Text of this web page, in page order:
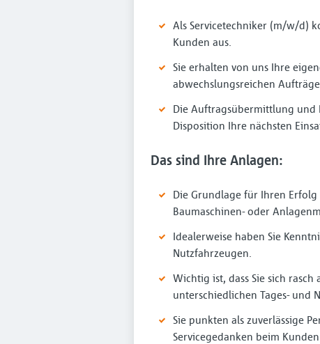
Als Servicetechniker (m/w/d)
Kunden aus.
Sie erhalten von uns Ihre
abwechslungsreichen
Die Auftragsübermittlung
Disposition Ihre nächsten
Das sind Ihre Anlagen:
Die Grundlage für Ihren Erfolg
Baumaschinen- oder
Idealerweise haben Sie
Nutzfahrzeugen.
Wichtig ist, dass Sie sich
unterschiedlichen Tages- und
Sie punkten als zuverlässige
Servicegedanken beim